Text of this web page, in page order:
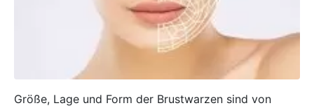
Größe, Lage und Form der Brustwarzen sind von